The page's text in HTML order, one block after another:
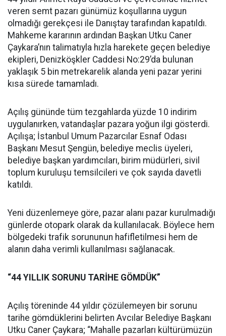
veren semt pazarı günümüz koşullarına uygun
olmadığı gerekçesi ile Danıştay tarafından kapatıldı.
Mahkeme kararının ardından Başkan Utku Caner
Çaykara’nın talimatıyla hızla harekete geçen belediye
ekipleri, Denizköşkler Caddesi No:29’da bulunan
yaklaşık 5 bin metrekarelik alanda yeni pazar yerini
kısa sürede tamamladı.
Açılış gününde tüm tezgahlarda yüzde 10 indirim
uygulanırken, vatandaşlar pazara yoğun ilgi gösterdi.
Açılışa; İstanbul Umum Pazarcılar Esnaf Odası
Başkanı Mesut Şengün, belediye meclis üyeleri,
belediye başkan yardımcıları, birim müdürleri, sivil
toplum kuruluşu temsilcileri ve çok sayıda davetli
katıldı.
Yeni düzenlemeye göre, pazar alanı pazar kurulmadığı
günlerde otopark olarak da kullanılacak. Böylece hem
bölgedeki trafik sorununun hafifletilmesi hem de
alanın daha verimli kullanılması sağlanacak.
“44 YILLIK SORUNU TARİHE GÖMDÜK”
Açılış töreninde 44 yıldır çözülemeyen bir sorunu
tarihe gömdüklerini belirten Avcılar Belediye Başkanı
Utku Caner Çaykara; “Mahalle pazarları kültürümüzün